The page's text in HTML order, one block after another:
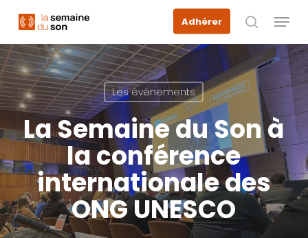
main
content
Adhérer
recherche
Menu
Les événements
La Semaine du Son à
la conférence
internationale des
ONG UNESCO